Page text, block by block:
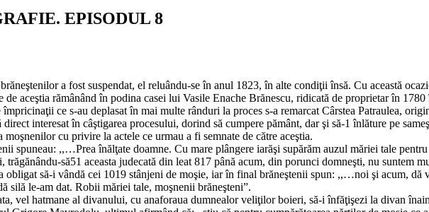
EPISODUL 8
a fost suspendat, el reluându-se în anul 1823, în alte condiţii însă. Cu această
aceştia rămânând în podina casei lui Vasile Enache Brănescu, ridicată de proprietar în
ce s-au deplasat în mai multe rânduri la proces s-a remarcat Cârstea Patraulea,
interesat în câştigarea procesului, dorind să cumpere pământ, dar şi să-1 înlăture pe
cu privire la actele ce urmau a fi semnate de către aceştia.
spuneau: ,,…Prea înălţate doamne. Cu mare plângere iarăşi supărăm auzul măriei tale
să51 aceasta judecată din leat 817 până acum, din porunci domneşti, nu suntem
obligat să-i vândă cei 1019 stânjeni de moşie, iar în final brăneştenii spun: ,,…noi şi acum, dă
silă le-am dat. Robii măriei tale, moşnenii brăneşteni”.
vel hatmane al divanului, cu anaforaua dumnealor veliţilor boieri, să-i înfăţişezi la divan